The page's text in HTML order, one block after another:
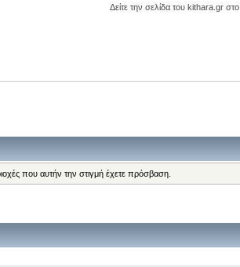
Δείτε την σελίδα του kithara.gr στο
που αυτήν την στιγμή έχετε πρόσβαση.